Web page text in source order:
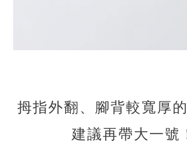
拇指外翻、腳背較寬厚
建議再帶大一號